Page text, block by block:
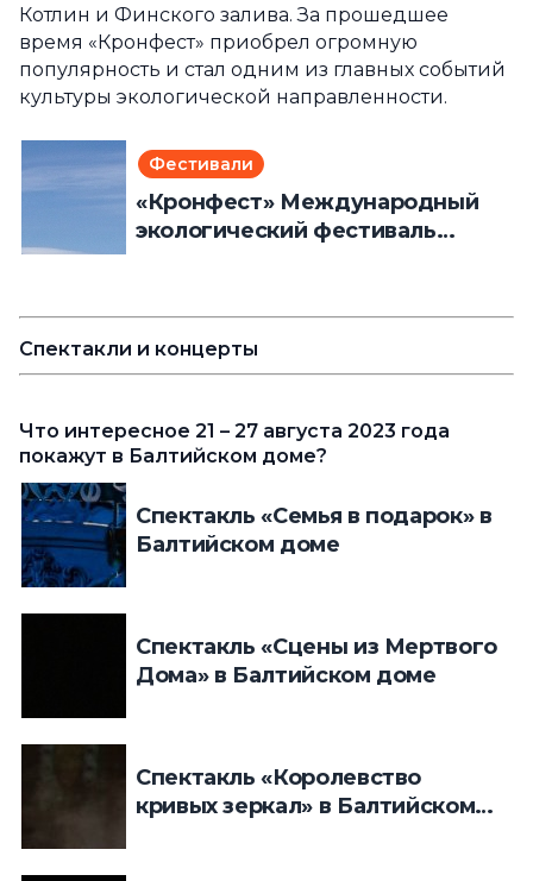
Котлин и Финского залива. За прошедшее
время «Кронфест» приобрел огромную
популярность и стал одним из главных событий
культуры экологической направленности.
Фестивали
«Кронфест» Международный
экологический фестиваль
Спектакли и концерты
Что интересное 21 – 27 августа 2023 года
покажут в Балтийском доме?
Спектакль «Семья в подарок» в
Балтийском доме
Спектакль «Сцены из Мертвого
Дома» в Балтийском доме
Спектакль «Королевство
кривых зеркал» в Балтийском